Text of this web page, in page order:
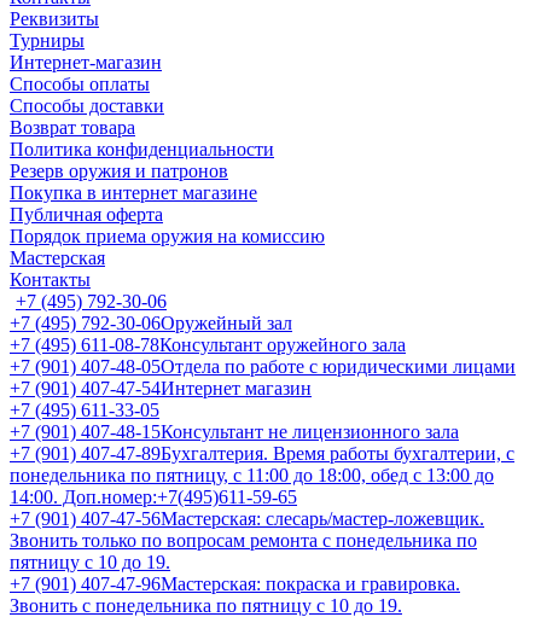
Реквизиты
Турниры
Интернет-магазин
Способы оплаты
Способы доставки
Возврат товара
Политика конфиденциальности
Резерв оружия и патронов
Покупка в интернет магазине
Публичная оферта
Порядок приема оружия на комиссию
Мастерская
Контакты
+7 (495) 792-30-06
+7 (495) 792-30-06Оружейный зал
+7 (495) 611-08-78Консультант оружейного зала
+7 (901) 407-48-05Отдела по работе с юридическими лицами
+7 (901) 407-47-54Интернет магазин
+7 (495) 611-33-05
+7 (901) 407-48-15Консультант не лицензионного зала
+7 (901) 407-47-89Бухгалтерия. Время работы бухгалтерии, с
понедельника по пятницу, с 11:00 до 18:00, обед с 13:00 до
14:00. Доп.номер:+7(495)611-59-65
+7 (901) 407-47-56Мастерская: слесарь/мастер-ложевщик.
Звонить только по вопросам ремонта с понедельника по
пятницу с 10 до 19.
+7 (901) 407-47-96Мастерская: покраска и гравировка.
Звонить с понедельника по пятницу с 10 до 19.